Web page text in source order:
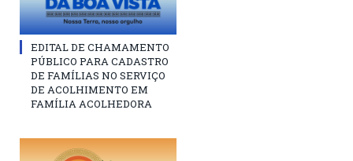
EDITAL DE CHAMAMENTO
PÚBLICO PARA CADASTRO
DE FAMÍLIAS NO SERVIÇO
DE ACOLHIMENTO EM
FAMÍLIA ACOLHEDORA